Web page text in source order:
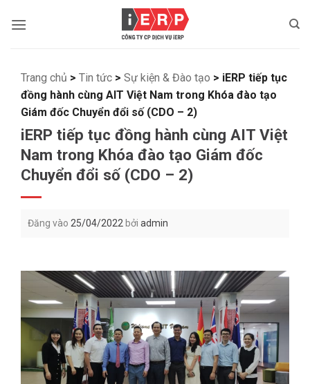
qua
Trang chủ > Tin tức > Sự kiện & Đào tạo > iERP tiếp tục
đồng hành cùng AIT Việt Nam trong Khóa đào tạo
Giám đốc Chuyển đổi số (CDO – 2)
iERP tiếp tục đồng hành cùng AIT Việt
Nam trong Khóa đào tạo Giám đốc
Chuyển đổi số (CDO – 2)
Đăng vào 25/04/2022 bởi admin